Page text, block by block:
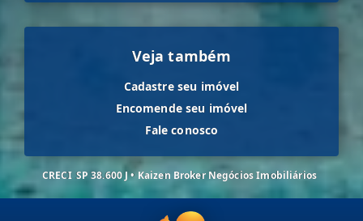
Veja também
Cadastre seu imóvel
Encomende seu imóvel
Fale conosco
CRECI SP 38.600 J • Kaizen Broker Negócios Imobiliários